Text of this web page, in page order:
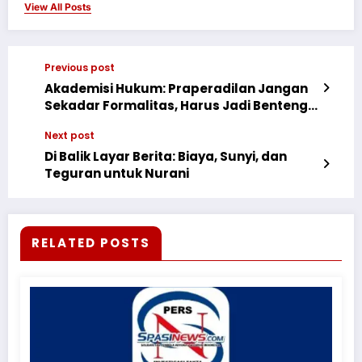
View All Posts
Previous post
Akademisi Hukum: Praperadilan Jangan
Sekadar Formalitas, Harus Jadi Benteng
Next post
Di Balik Layar Berita: Biaya, Sunyi, dan
Teguran untuk Nurani
RELATED POSTS